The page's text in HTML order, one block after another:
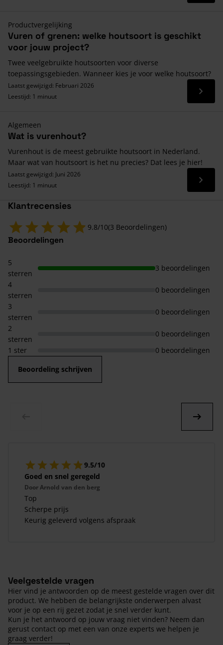
Productvergelijking
Vuren of grenen: welke houtsoort is geschikt
voor jouw project?
Twee veelgebruikte houtsoorten voor diverse
toepassingsgebieden. Wanneer kies je voor welke houtsoort?
Laatst gewijzigd: Februari 2026
Leestijd: 1 minuut
Lees
Algemeen
Wat is vurenhout?
Vurenhout is de meest gebruikte houtsoort in Nederland.
Maar wat van houtsoort is het nu precies? Dat lees je hier!
Laatst gewijzigd: Juni 2026
Leestijd: 1 minuut
Lees
Klantrecensies
9.8/10(3 Beoordelingen)
Beoordelingen
5
sterren
3 beoordelingen
4
sterren
0 beoordelingen
3
sterren
0 beoordelingen
2
sterren
0 beoordelingen
1 ster
0 beoordelingen
Beoordeling schrijven
9.5/10
Goed en snel geregeld
DoorArnold van den berg
Top
Scherpe prijs
Keurig geleverd volgens afspraak
Veelgestelde vragen
Hier vind je antwoorden op de meest gestelde vragen over dit
product. We hebben de belangrijkste onderwerpen alvast
voor je op een rij gezet zodat je snel verder kunt.
Kun je het antwoord op jouw vraag niet vinden? Neem dan
gerust contact op met een van onze experts we helpen je
graag verder!